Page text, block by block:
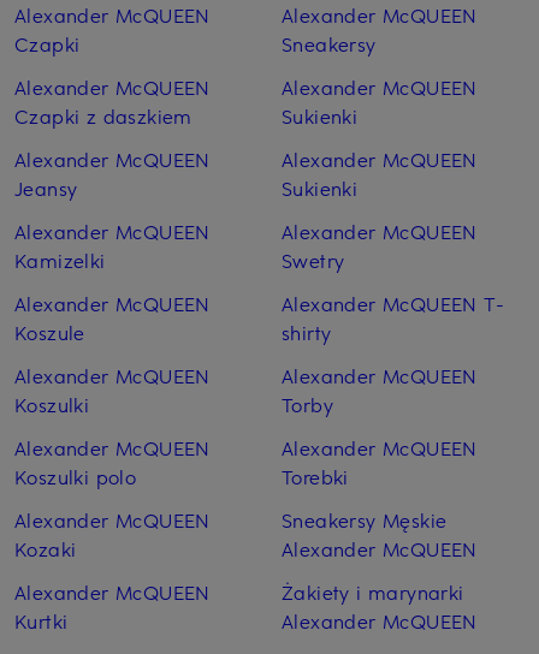
Alexander McQUEEN
Czapki
Alexander McQUEEN
Czapki z daszkiem
Alexander McQUEEN
Jeansy
Alexander McQUEEN
Kamizelki
Alexander McQUEEN
Koszule
Alexander McQUEEN
Koszulki
Alexander McQUEEN
Koszulki polo
Alexander McQUEEN
Kozaki
Alexander McQUEEN
Kurtki
Alexander McQUEEN
Sneakersy
Alexander McQUEEN
Sukienki
Alexander McQUEEN
Sukienki
Alexander McQUEEN
Swetry
Alexander McQUEEN T-
shirty
Alexander McQUEEN
Torby
Alexander McQUEEN
Torebki
Sneakersy Męskie
Alexander McQUEEN
Żakiety i marynarki
Alexander McQUEEN